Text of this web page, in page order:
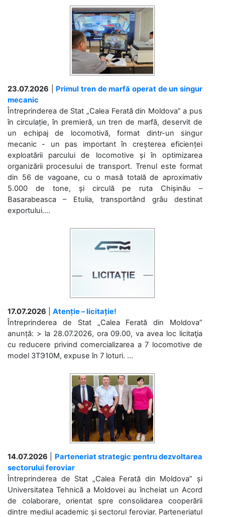
23.07.2026
Primul tren de marfă operat de un singur
mecanic
Întreprinderea de Stat „Calea Ferată din Moldova” a pus
în circulație, în premieră, un tren de marfă, deservit de
un echipaj de locomotivă, format dintr-un singur
mecanic - un pas important în creșterea eficienței
exploatării parcului de locomotive și în optimizarea
organizării procesului de transport. Trenul este format
din 56 de vagoane, cu o masă totală de aproximativ
5.000 de tone, și circulă pe ruta Chișinău –
Basarabeasca – Etulia, transportând grâu destinat
exportului....
17.07.2026
Atenție – licitație!
Întreprinderea de Stat „Calea Ferată din Moldova”
anunță: > la 28.07.2026, ora 09.00, va avea loc licitaţia
cu reducere privind comercializarea a 7 locomotive de
model 3ТЭ10М, expuse în 7 loturi. ...
14.07.2026
Parteneriat strategic pentru dezvoltarea
sectorului feroviar
Întreprinderea de Stat „Calea Ferată din Moldova” și
Universitatea Tehnică a Moldovei au încheiat un Acord
de colaborare, orientat spre consolidarea cooperării
dintre mediul academic și sectorul feroviar. Parteneriatul